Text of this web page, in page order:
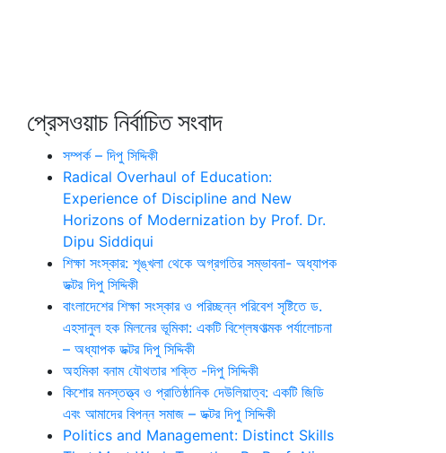
প্রেসওয়াচ নির্বাচিত সংবাদ
সম্পর্ক – দিপু সিদ্দিকী
Radical Overhaul of Education:
Experience of Discipline and New
Horizons of Modernization by Prof. Dr.
Dipu Siddiqui
শিক্ষা সংস্কার: শৃঙ্খলা থেকে অগ্রগতির সম্ভাবনা- অধ্যাপক
ডক্টর দিপু সিদ্দিকী
বাংলাদেশের শিক্ষা সংস্কার ও পরিচ্ছন্ন পরিবেশ সৃষ্টিতে ড.
এহসানুল হক মিলনের ভূমিকা: একটি বিশ্লেষণাত্মক পর্যালোচনা
– অধ্যাপক ডক্টর দিপু সিদ্দিকী
অহমিকা বনাম যৌথতার শক্তি -দিপু সিদ্দিকী
কিশোর মনস্তত্ত্ব ও প্রাতিষ্ঠানিক দেউলিয়াত্ব: একটি জিডি
এবং আমাদের বিপন্ন সমাজ – ডক্টর দিপু সিদ্দিকী
Politics and Management: Distinct Skills